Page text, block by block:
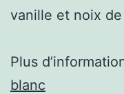
vanille et noix
Plus
blanc